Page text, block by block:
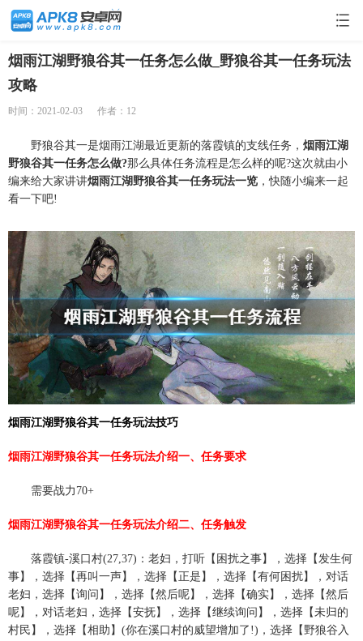
烟雨江湖野狼谷其一任务怎么做_野狼谷其一任务玩法
攻略
时间：2021-02-03 作者：12
野狼谷其一是烟雨江湖最近更新的落霞镇的支线任务， 烟雨江湖
野狼谷其一任务怎么做?那么具体任务流程是怎么样的呢?这次就由小
编来给大家讲讲烟雨江湖野狼谷其一任务玩法一览 ，快随小编来一起
看一下吧!
烟雨江湖野狼谷其一任务玩法技巧
烟雨江湖野狼谷其一任务玩法介绍一、任务要求
需要战力70+
烟雨江湖野狼谷其一任务玩法介绍二、任务触发
落霞镇-溪口村(27,37)：老妇，打听【困扰之事】，选择【发生何
事】，选择【再叫一声】，选择【正是】，选择【有何困扰】，对话
老妇，选择【询问】，选择【然后呢】，选择【确实】，选择【然后
呢】，对话老妇，选择【安抚】，选择【继续询问】，选择【未归的
村民】，选择【相助】(你在溪口村的威望增加了!)，选择【野狼谷入